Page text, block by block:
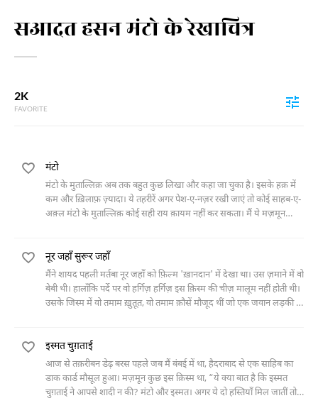
सआदत हसन मंटो के रेखाचित्र
2K
FAVORITE
मंटो
मंटो के मुताल्लिक़ अब तक बहुत कुछ लिखा और कहा जा चुका है। इसके हक़ में
कम और ‎ख़िलाफ़ ज़्यादा। ये तहरीरें अगर पेश-ए-नज़र रखी जाएं तो कोई साहब-ए-
अक़्ल मंटो के ‎मुताल्लिक़ कोई सही राय क़ायम नहीं कर सकता। मैं ये मज़मून
नूर जहाँ सुरूर जहाँ
मैंने शायद पहली मर्तबा नूर जहाँ को फ़िल्म 'ख़ानदान' में देखा था। उस ज़माने में वो
बेबी ‎थी। हालाँकि पर्दे पर वो हर्गिज़ हर्गिज़ इस क़िस्म की चीज़ मालूम नहीं होती थी।
उसके ‎जिस्म में वो तमाम ख़ुतूत, वो तमाम क़ौसें मौजूद थीं जो एक जवान लड़की के
इस्मत चुग़ताई
आज से तक़रीबन डेढ़ बरस पहले जब मैं बंबई में था, हैदराबाद से एक साहिब का
डाक कार्ड ‎मौसूल हुआ। मज़मून कुछ इस क़िस्म था, “ये क्या बात है कि इस्मत
चुग़ताई ने आपसे शादी ‎न की? मंटो और इस्मत। अगर ये दो हस्तियाँ मिल जातीं तो